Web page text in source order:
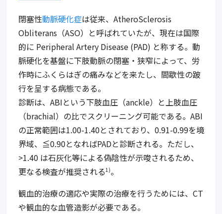
閉塞性動脈硬化症は従来、AtheroSclerosis
Obliterans（ASO）と呼ばれていたが、 現在は国際
的に Peripheral Artery Disease (PAD) と称する。動
脈硬化を基盤に下肢動脈の閉塞・狭窄によって、労
作時にふくらはぎの痛みなどを来たし、間歇性の跛
行を呈する病態である。
診断は、ABIという下肢血圧（anckle）と上肢血圧
（brachial）の比でスクリーニング可能である。ABI
の正常範囲は1.00-1.40とされており、0.91-0.99を境
界域、≦0.90となればPADと診断される。ただし、
>1.40 は石灰化等による偽陰性が示唆されるため、
更なる検査が推奨される1)。
観血的治療の適応や実際の治療を行うためには、CT
や観血的な血管造影が必要である。